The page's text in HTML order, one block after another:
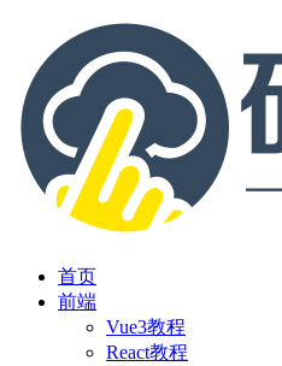
首页
前端
Vue3教程
React教程